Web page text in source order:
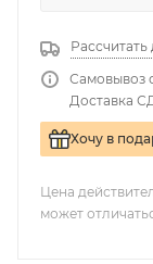
Рассчитать
Самовывоз
Доставка
Хочу в
Цена
может